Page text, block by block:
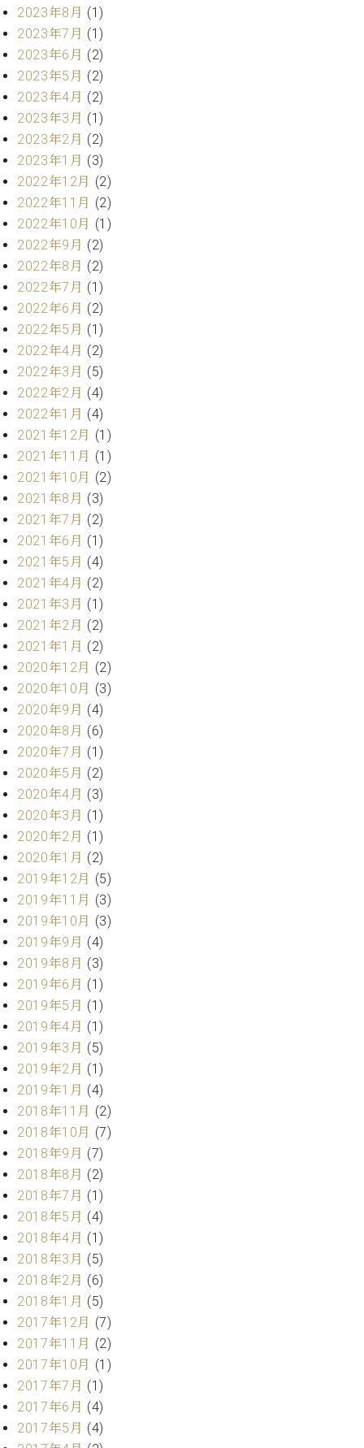
C.BECHSTEIN
Digital(ベ
ヒ
シ
ュ
タ
イ
ン
デ
ジ
タ
ル)
ーロ
ピア
ノ特
選中
古】
イ
ベ
ン
情
報
八
王
子
工
ブ
ロ
グ
ア
ク
ス
お
問
い
合
わ
ア
ー
テ
ィ
ス
ト
カ
ス
タ
マ
サ
ー
ビ
ス
(
調
律
)
フ
タ
ー
サ
ー
ス
(調
律)
調
律
師
介
調
律
料
金
お
問
い
合
わ
せ
尾山調律師のブ
ログ Die
Musikgasse（音
楽の小道）
2023年8月 (1)
2023年7月 (1)
2023年6月 (2)
2023年5月 (2)
2023年4月 (2)
2023年3月 (1)
2023年2月 (2)
2023年1月 (3)
2022年12月 (2)
2022年11月 (2)
2022年10月 (1)
2022年9月 (2)
2022年8月 (2)
2022年7月 (1)
2022年6月 (2)
2022年5月 (1)
2022年4月 (2)
2022年3月 (5)
2022年2月 (4)
2022年1月 (4)
2021年12月 (1)
2021年11月 (1)
2021年10月 (2)
2021年8月 (3)
2021年7月 (2)
2021年6月 (1)
2021年5月 (4)
2021年4月 (2)
2021年3月 (1)
2021年2月 (2)
2021年1月 (2)
2020年12月 (2)
2020年10月 (3)
2020年9月 (4)
2020年8月 (6)
2020年7月 (1)
2020年5月 (2)
2020年4月 (3)
2020年3月 (1)
2020年2月 (1)
2020年1月 (2)
2019年12月 (5)
2019年11月 (3)
2019年10月 (3)
2019年9月 (4)
2019年8月 (3)
2019年6月 (1)
2019年5月 (1)
2019年4月 (1)
2019年3月 (5)
2019年2月 (1)
2019年1月 (4)
2018年11月 (2)
2018年10月 (7)
2018年9月 (7)
2018年8月 (2)
2018年7月 (1)
2018年5月 (4)
2018年4月 (1)
2018年3月 (5)
2018年2月 (6)
2018年1月 (5)
2017年12月 (7)
2017年11月 (2)
2017年10月 (1)
2017年7月 (1)
2017年6月 (4)
2017年5月 (4)